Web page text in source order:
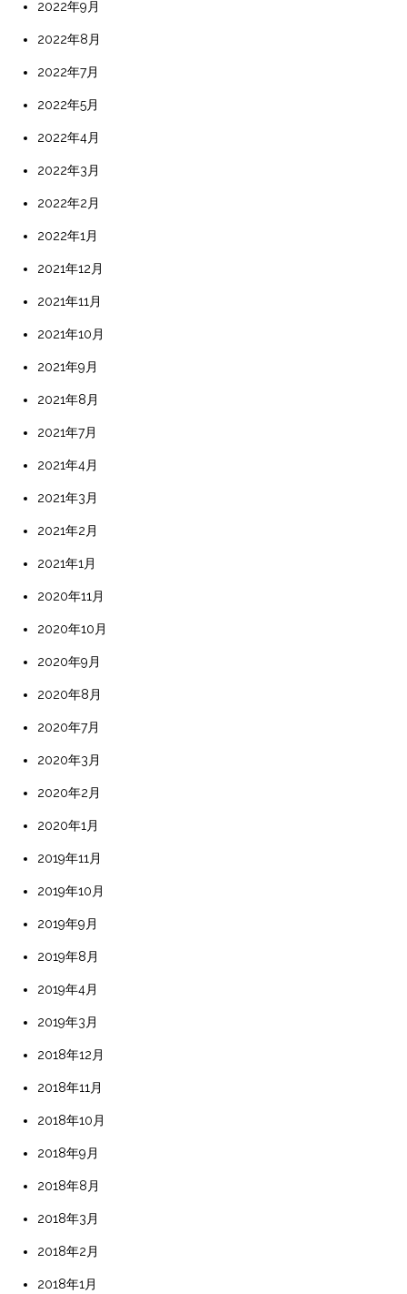
2022年9月
2022年8月
2022年7月
2022年5月
2022年4月
2022年3月
2022年2月
2022年1月
2021年12月
2021年11月
2021年10月
2021年9月
2021年8月
2021年7月
2021年4月
2021年3月
2021年2月
2021年1月
2020年11月
2020年10月
2020年9月
2020年8月
2020年7月
2020年3月
2020年2月
2020年1月
2019年11月
2019年10月
2019年9月
2019年8月
2019年4月
2019年3月
2018年12月
2018年11月
2018年10月
2018年9月
2018年8月
2018年3月
2018年2月
2018年1月